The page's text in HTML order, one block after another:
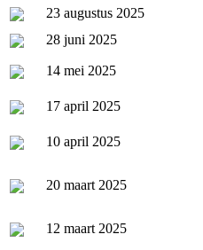
23 augustus 2025
28 juni 2025
14 mei 2025
17 april 2025
10 april 2025
20 maart 2025
12 maart 2025